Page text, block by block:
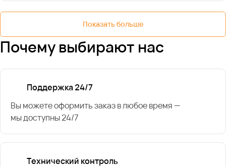
Показать больше
Почему выбирают нас
Поддержка 24/7
Вы можете оформить заказ в любое время —
мы доступны 24/7
Технический контроль